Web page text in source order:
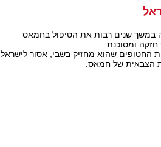
במשך שנים רבות את הטיפול בחמאס
ומסוכנת.
החטופים שהוא מחזיק בשבי, אסור לישראל
הצבאית של חמאס.